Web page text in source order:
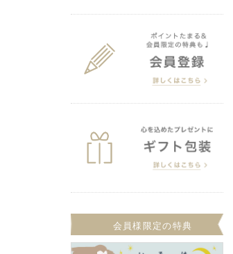
会員様限定の特典